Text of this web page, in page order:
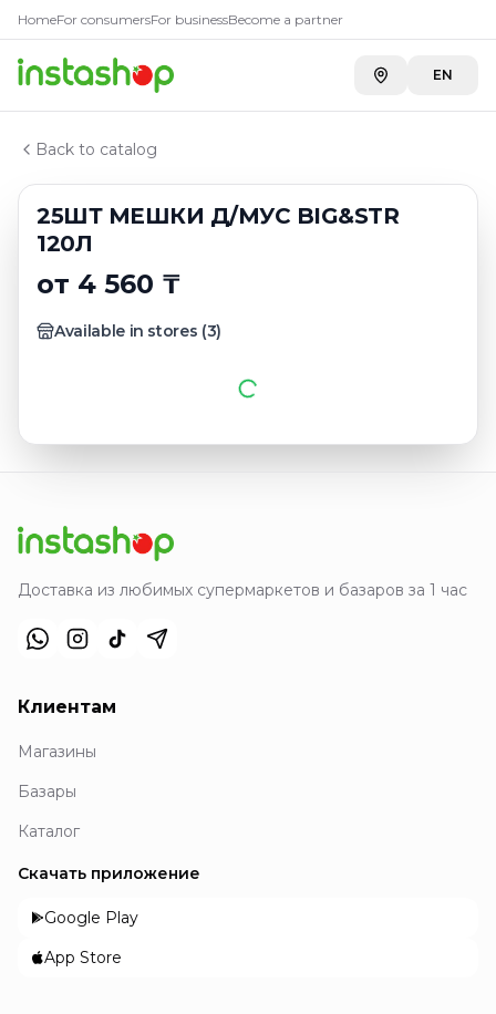
HomeFor consumersFor businessBecome a partner
EN
Back to catalog
25ШТ МЕШКИ Д/МУС BIG&STR
120Л
от 4 560 ₸
Available in stores (3)
Главная
Каталог
Пакеты для мусора
25ШТ МЕШКИ Д/МУС BIG&STR 120Л
Купить25ШТ МЕШКИ Д/МУС
Доставка из любимых супермаркетов и базаров за 1 час
Клиентам
Магазины
Базары
Каталог
Скачать приложение
Google Play
App Store